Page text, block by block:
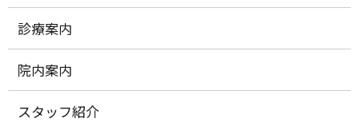
診療案内
院内案内
スタッフ紹介